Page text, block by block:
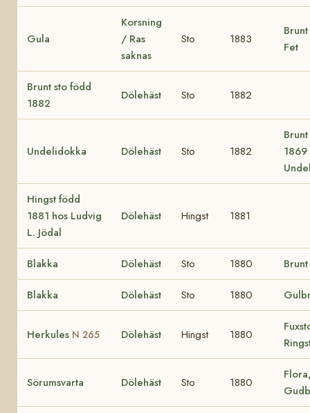
Gula
Korsning
/ Ras
saknas
Sto 1883
Fet
Brunt sto född
1882
Dölehäst Sto 1882
Undelidokka Dölehäst Sto 1882
Hingst född
1881 hos Ludvig
L. Jödal
Dölehäst Hingst 1881
Blakka Dölehäst Sto 1880
Blakka Dölehäst Sto 1880
Herkules N 265 Dölehäst Hingst 1880
Sörumsvarta Dölehäst Sto 1880